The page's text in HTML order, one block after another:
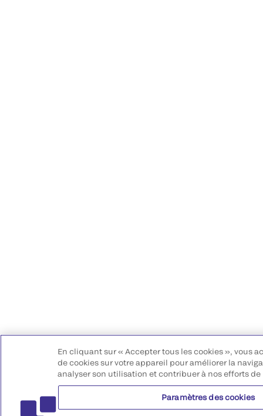
En cliquant sur « Accepter tous les cookies », vous
de cookies sur votre appareil pour améliorer la
analyser son utilisation et contribuer à nos efforts
Paramètres des cookies